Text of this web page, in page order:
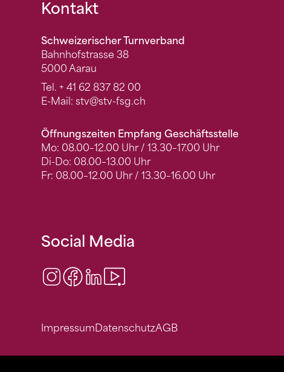
Fusszeile
Kontakt
Schweizerischer Turnverband
Bahnhofstrasse 38
5000 Aarau
Tel. + 41 62 837 82 00
E-Mail: stv@stv-fsg.ch
Öffnungszeiten Empfang Geschäftsstelle
Mo: 08.00–12.00 Uhr / 13.30–17.00 Uhr
Di-Do: 08.00–13.00 Uhr
Fr: 08.00–12.00 Uhr / 13.30–16.00 Uhr
Social Media
Instagram
Facebook
LinkedIn
ImpressumDatenschutzAGB